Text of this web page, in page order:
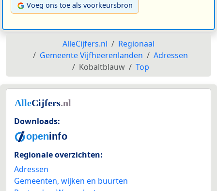
Voeg ons toe als voorkeursbron
AlleCijfers.nl
Regionaal
Gemeente Vijfheerenlanden
Adressen
Kobaltblauw
Top
Downloads:
Regionale overzichten:
Adressen
Gemeenten, wijken en buurten